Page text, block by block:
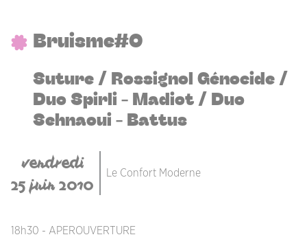
Bruisme#0
Suture / Rossignol Génocide /
Duo Spirli - Madiot / Duo
Sehnaoui - Battus
vendredi
25 juin 2010
Le Confort Moderne
18h30 - APEROUVERTURE